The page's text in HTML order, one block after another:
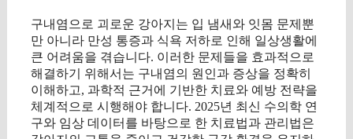
구내염으로 괴로운 강아지는 입 냄새와 잇몸 문제뿐
만 아니라 만성 통증과 식욕 저하로 인해 일상생활에
큰 어려움을 겪습니다. 이러한 문제들을 효과적으로
해결하기 위해서는 구내염의 원인과 증상을 정확히
이해하고, 과학적 근거에 기반한 치료와 예방 전략을
체계적으로 시행해야 합니다. 2025년 최신 수의학 연
구와 임상 데이터를 바탕으로 한 치료법과 관리법은